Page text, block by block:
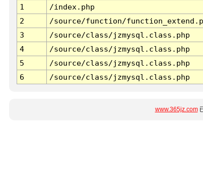
1
/index.php
2
/source/function/
3
/source/class/jzmysql.class.php
4
/source/class/jzmysql.class.php
5
/source/class/jzmysql.class.php
6
/source/class/jzmysql.class.php
www.365jz.com